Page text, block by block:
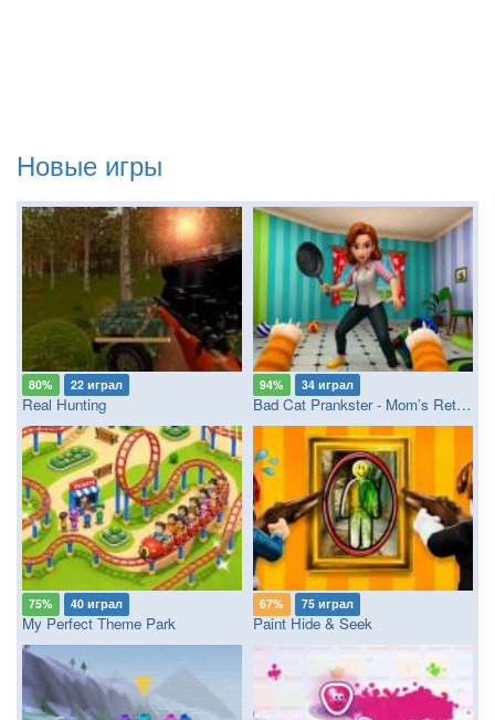
Новые игры
80% 22 играл
Real Hunting
94% 34 играл
Bad Cat Prankster - Mom’s Return
75% 40 играл
My Perfect Theme Park
67% 75 играл
Paint Hide & Seek